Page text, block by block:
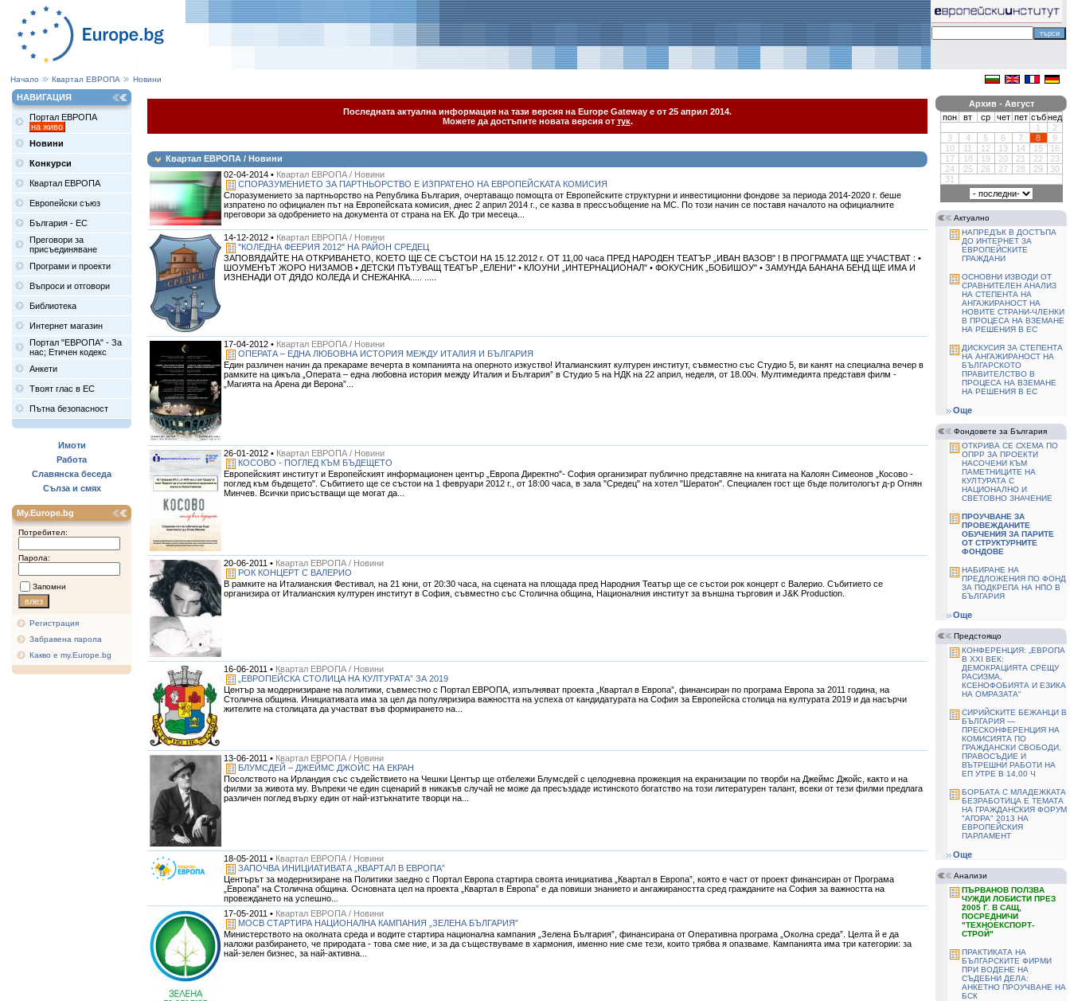
Начало Квартал ЕВРОПА Новини
НАВИГАЦИЯ
Портал ЕВРОПА
на живо
Новини
Конкурси
Квартал ЕВРОПА
Европейски съюз
България - ЕС
Преговори за
присъединяване
Програми и проекти
Въпроси и отговори
Библиотека
Интернет магазин
Портал "ЕВРОПА" - За
нас; Етичен кодекс
Анкети
Твоят глас в ЕС
Пътна безопасност
Имоти
Работа
Славянска беседа
Сълза и смях
My.Europe.bg
Потребител:
Парола:
Запомни
Регистрация
Забравена парола
Какво е my.Europe.bg
Последната актуална информация на тази версия на Europe Gateway е от 25 април 2014.
Можете да достъпите новата версия от тук.
Квартал ЕВРОПА / Новини
02-04-2014 • Квартал ЕВРОПА / Новини
СПОРАЗУМЕНИЕТО ЗА ПАРТНЬОРСТВО Е ИЗПРАТЕНО НА ЕВРОПЕЙСКАТА КОМИСИЯ
Споразумението за партньорство на Република България, очертаващо помощта от Европейските структурни и инвестиционни фондове за периода 2014-2020 г. беше
изпратено по официален път на Европейската комисия, днес 2 април 2014 г., се казва в прессъобщение на МС. По този начин се поставя началото на официалните
преговори за одобрението на документа от страна на ЕК. До три месеца...
14-12-2012 • Квартал ЕВРОПА / Новини
"КОЛЕДНА ФЕЕРИЯ 2012" НА РАЙОН СРЕДЕЦ
ЗАПОВЯДАЙТЕ НА ОТКРИВАНЕТО, КОЕТО ЩЕ СЕ СЪСТОИ НА 15.12.2012 г. ОТ 11,00 часа ПРЕД НАРОДЕН ТЕАТЪР „ИВАН ВАЗОВ" ! В ПРОГРАМАТА ЩЕ УЧАСТВАТ : •
ШОУМЕНЪТ ЖОРО НИЗАМОВ • ДЕТСКИ ПЪТУВАЩ ТЕАТЪР „ЕЛЕНИ" • КЛОУНИ „ИНТЕРНАЦИОНАЛ" • ФОКУСНИК „БОБИШОУ" • ЗАМУНДА БАНАНА БЕНД ЩЕ ИМА И
ИЗНЕНАДИ ОТ ДЯДО КОЛЕДА И СНЕЖАНКА..... .....
17-04-2012 • Квартал ЕВРОПА / Новини
ОПЕРАТА – ЕДНА ЛЮБОВНА ИСТОРИЯ МЕЖДУ ИТАЛИЯ И БЪЛГАРИЯ
Един различен начин да прекараме вечерта в компанията на оперното изкуство! Италианският културен институт, съвместно със Студио 5, ви канят на специална вечер в
рамките на цикъла „Операта – една любовна история между Италия и България” в Студио 5 на НДК на 22 април, неделя, от 18.00ч. Мултимедията представя филм -
„Магията на Арена ди Верона”...
26-01-2012 • Квартал ЕВРОПА / Новини
КОСОВО - ПОГЛЕД КЪМ БЪДЕЩЕТО
Европейският институт и Европейският информационен център „Европа Директно"- София организират публично представяне на книгата на Калоян Симеонов „Косово -
поглед към бъдещето". Събитието ще се състои на 1 февруари 2012 г., от 18:00 часа, в зала "Средец" на хотел "Шератон". Специален гост ще бъде политологът д-р Огнян
Минчев. Всички присъстващи ще могат да...
20-06-2011 • Квартал ЕВРОПА / Новини
РОК КОНЦЕРТ С ВАЛЕРИО
В рамките на Италианския Фестивал, на 21 юни, от 20:30 часа, на сцената на площада пред Народния Театър ще се състои рок концерт с Валерио. Събитието се
организира от Италианския културен институт в София, съвместно със Столична община, Националния институт за външна търговия и J&K Production.
16-06-2011 • Квартал ЕВРОПА / Новини
„ЕВРОПЕЙСКА СТОЛИЦА НА КУЛТУРАТА” ЗА 2019
Център за модернизиране на политики, съвместно с Портал ЕВРОПА, изпълняват проекта „Квартал в Европа”, финансиран по програма Европа за 2011 година, на
Столична община. Инициативата има за цел да популяризира важността на успеха от кандидатурата на София за Европейска столица на културата 2019 и да насърчи
жителите на столицата да участват във формирането на...
13-06-2011 • Квартал ЕВРОПА / Новини
БЛУМСДЕЙ – ДЖЕЙМС ДЖОЙС НА ЕКРАН
Посолството на Ирландия със съдействието на Чешки Център ще отбележи Блумсдей с целодневна прожекция на екранизации по творби на Джеймс Джойс, както и на
филми за живота му. Въпреки че един сценарий в никакъв случай не може да пресъздаде истинското богатство на този литературен талант, всеки от тези филми предлага
различен поглед върху един от най-изтъкнатите творци на...
18-05-2011 • Квартал ЕВРОПА / Новини
ЗАПОЧВА ИНИЦИАТИВАТА „КВАРТАЛ В ЕВРОПА”
Центърът за модернизиране на Политики заедно с Портал Европа стартира своята инициатива „Квартал в Европа”, която е част от проект финансиран от Програма
„Европа” на Столична община. Основната цел на проекта „Квартал в Европа” е да повиши знанието и ангажираността сред гражданите на София за важността на
провеждането на успешно...
17-05-2011 • Квартал ЕВРОПА / Новини
МОСВ СТАРТИРА НАЦИОНАЛНА КАМПАНИЯ „ЗЕЛЕНА БЪЛГАРИЯ”
Министерството на околната среда и водите стартира национална кампания „Зелена България”, финансирана от Оперативна програма „Околна среда”. Целта й е да
наложи разбирането, че природата - това сме ние, и за да съществуваме в хармония, именно ние сме тези, които трябва я опазваме. Кампанията има три категории: за
най-зелен бизнес, за най-активна...
Архив - Август
пон
вт ср чет пет съб нед
1
2
3
4 5 6 7 8
9
10
11 12 13 14 15
16
17
18 19 20 21 22
23
24
25 26 27 28 29
30
31
Актуално
НАПРЕДЪК В ДОСТЪПА
ДО ИНТЕРНЕТ ЗА
ЕВРОПЕЙСКИТЕ
ГРАЖДАНИ
ОСНОВНИ ИЗВОДИ ОТ
СРАВНИТЕЛЕН АНАЛИЗ
НА СТЕПЕНТА НА
АНГАЖИРАНОСТ НА
НОВИТЕ СТРАНИ-ЧЛЕНКИ
В ПРОЦЕСА НА ВЗЕМАНЕ
НА РЕШЕНИЯ В ЕС
ДИСКУСИЯ ЗА СТЕПЕНТА
НА АНГАЖИРАНОСТ НА
БЪЛГАРСКОТО
ПРАВИТЕЛСТВО В
ПРОЦЕСА НА ВЗЕМАНЕ
НА РЕШЕНИЯ В ЕС
Още
Фондовете за България
ОТКРИВА СЕ СХЕМА ПО
ОПРР ЗА ПРОЕКТИ
НАСОЧЕНИ КЪМ
ПАМЕТНИЦИТЕ НА
КУЛТУРАТА С
НАЦИОНАЛНО И
СВЕТОВНО ЗНАЧЕНИЕ
ПРОУЧВАНЕ ЗА
ПРОВЕЖДАНИТЕ
ОБУЧЕНИЯ ЗА ПАРИТЕ
ОТ СТРУКТУРНИТЕ
ФОНДОВЕ
HАБИРАНЕ НА
ПРЕДЛОЖЕНИЯ ПО ФОНД
ЗА ПОДКРЕПА НА НПО В
БЪЛГАРИЯ
Още
Предстоящо
КОНФЕРЕНЦИЯ: „ЕВРОПА
В ХХІ ВЕК:
ДЕМОКРАЦИЯТА СРЕЩУ
РАСИЗМА,
КСЕНОФОБИЯТА И ЕЗИКА
НА ОМРАЗАТА“
СИРИЙСКИТЕ БЕЖАНЦИ В
БЪЛГАРИЯ —
ПРЕСКОНФЕРЕНЦИЯ НА
КОМИСИЯТА ПО
ГРАЖДАНСКИ СВОБОДИ,
ПРАВОСЪДИЕ И
ВЪТРЕШНИ РАБОТИ НА
ЕП УТРЕ В 14,00 Ч
БОРБАТА С МЛАДЕЖКАТА
БЕЗРАБОТИЦА Е ТЕМАТА
НА ГРАЖДАНСКИЯ ФОРУМ
"АГОРА" 2013 НА
ЕВРОПЕЙСКИЯ
ПАРЛАМЕНТ
Още
Анализи
ПЪРВАНОВ ПОЛЗВА
ЧУЖДИ ЛОБИСТИ ПРЕЗ
2005 Г. В САЩ,
ПОСРЕДНИЧИ
"TЕХНОЕКСПОРТ-
СТРОЙ"
ПРАКТИКАТА НА
БЪЛГАРСКИТЕ ФИРМИ
ПРИ ВОДЕНЕ НА
СЪДЕБНИ ДЕЛА:
АНКЕТНО ПРОУЧВАНЕ НА
БСК